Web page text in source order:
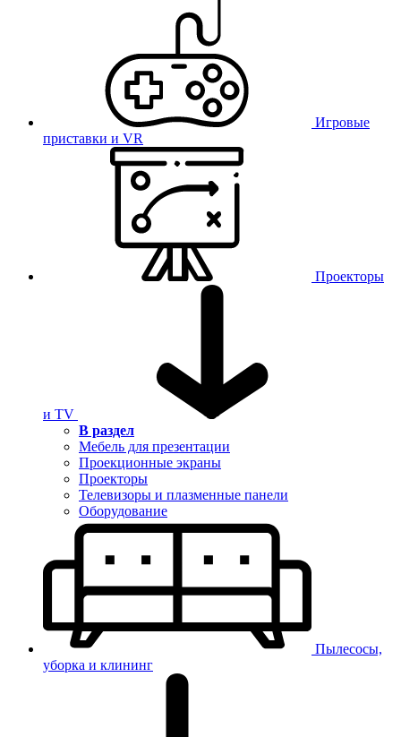
Игровые
приставки и VR
Проекторы
и TV
В раздел
Мебель для презентации
Проекционные экраны
Проекторы
Телевизоры и плазменные панели
Оборудование
Пылесосы,
уборка и клининг